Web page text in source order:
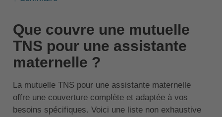
Que couvre une mutuelle
TNS pour une assistante
maternelle ?
La mutuelle TNS pour une assistante maternelle
offre une couverture complète et adaptée à vos
besoins spécifiques. Voici une liste non exhaustive